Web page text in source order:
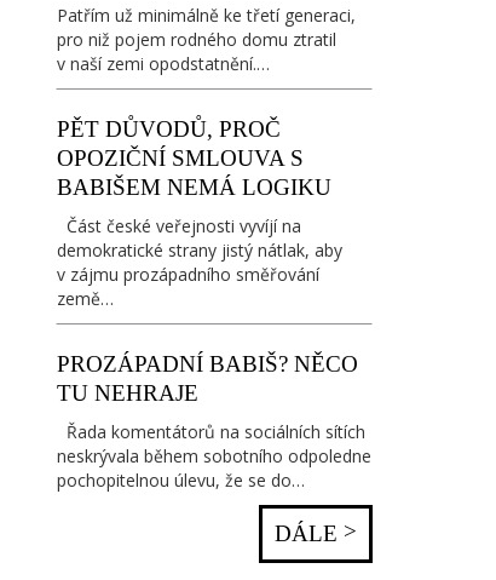
Patřím už minimálně ke třetí generaci,
pro niž pojem rodného domu ztratil
v naší zemi opodstatnění.…
PĚT DŮVODŮ, PROČ
OPOZIČNÍ SMLOUVA S
BABIŠEM NEMÁ LOGIKU
Část české veřejnosti vyvíjí na
demokratické strany jistý nátlak, aby
v zájmu prozápadního směřování
země…
PROZÁPADNÍ BABIŠ? NĚCO
TU NEHRAJE
Řada komentátorů na sociálních sítích
neskrývala během sobotního odpoledne
pochopitelnou úlevu, že se do…
DÁLE >